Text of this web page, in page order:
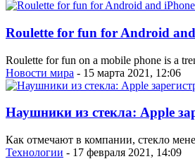
Roulette for fun for Android
Roulette for fun on a mobile phone is a
Новости мира - 15 марта 2021, 12:06
Наушники из стекла: Apple
Как отмечают в компании, стекло
Технологии - 17 февраля 2021, 14:09